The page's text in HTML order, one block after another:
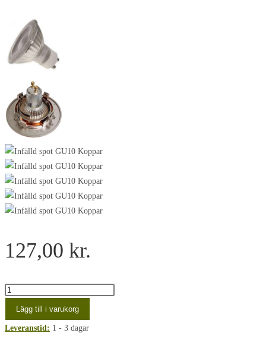
127,00 kr.
Indbygningsspot
GU10
Blank
Kobber
Lägg till i varukorg
Leveranstid: 1 - 3 dagar